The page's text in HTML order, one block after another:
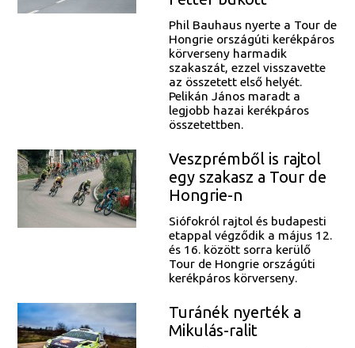
Phil Bauhaus nyerte a Tour de
Hongrie országúti kerékpáros
körverseny harmadik
szakaszát, ezzel visszavette
az összetett első helyét.
Pelikán János maradt a
legjobb hazai kerékpáros
összetettben.
Veszprémből is rajtol
egy szakasz a Tour de
Hongrie-n
Siófokról rajtol és budapesti
etappal végződik a május 12.
és 16. között sorra kerülő
Tour de Hongrie országúti
kerékpáros körverseny.
Turánék nyerték a
Mikulás-ralit